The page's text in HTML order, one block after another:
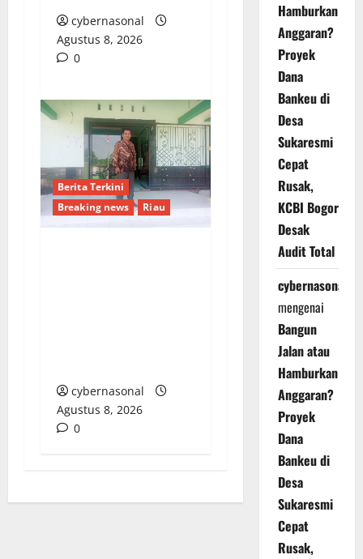
cybernasonal
Agustus 8, 2026
0
Berita Terkini
Breaking news
Riau
cybernasonal
Agustus 8, 2026
0
Hamburkan
Anggaran?
Proyek
Dana
Bankeu di
Desa
Sukaresmi
Cepat
Rusak,
KCBI Bogor
Desak
Audit Total
cybernasonal
mengenai
Bangun
Jalan atau
Hamburkan
Anggaran?
Proyek
Dana
Bankeu di
Desa
Sukaresmi
Cepat
Rusak,